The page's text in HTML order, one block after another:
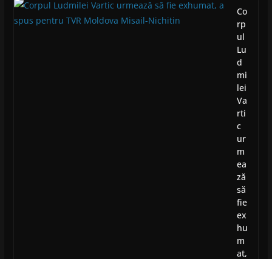
Co
rp
ul
Lu
d
mi
lei
Va
rti
c
ur
m
ea
ză
să
fie
ex
hu
m
at,